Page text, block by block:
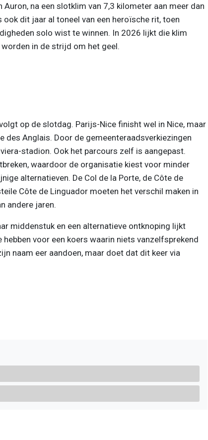
na een slotklim van 7,3 kilometer aan meer dan
dit jaar al toneel van een heroïsche rit, toen
solo wist te winnen. In 2026 lijkt die klim
in de strijd om het geel.
op de slotdag. Parijs-Nice finisht wel in Nice, maar
des Anglais. Door de gemeenteraadsverkiezingen
stadion. Ook het parcours zelf is aangepast.
waardoor de organisatie kiest voor minder
alternatieven. De Col de la Porte, de Côte de
Côte de Linguador moeten het verschil maken in
andere jaren.
middenstuk en een alternatieve ontknoping lijkt
voor een koers waarin niets vanzelfsprekend
naam eer aandoen, maar doet dat dit keer via